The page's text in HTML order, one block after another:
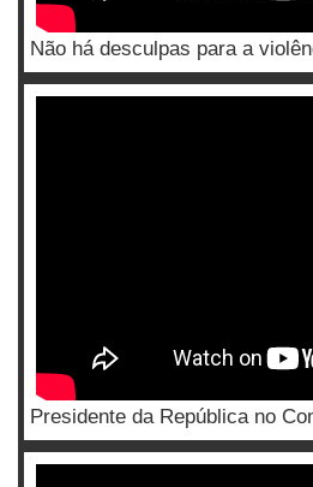
Não há desculpas para a
Presidente da República no